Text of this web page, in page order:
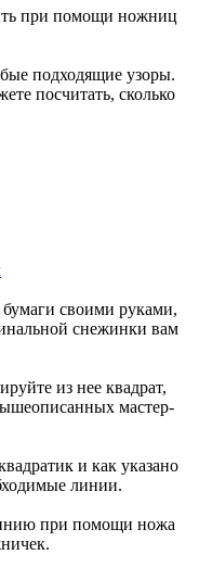
при помощи ножниц
подходящие узоры.
посчитать, сколько
своими руками,
снежинки вам
из нее квадрат,
мастер-
и как указано
линии.
при помощи ножа